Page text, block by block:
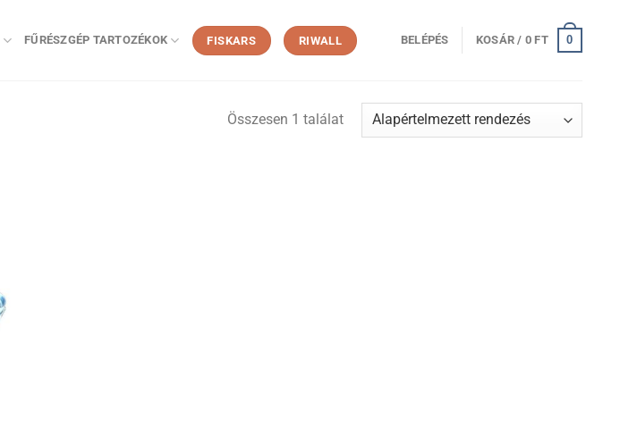
FŰRÉSZGÉP TARTOZÉKOK FISKARS RIWALL BELÉPÉS KOSÁR / 0 FT 0
Összesen 1 találat